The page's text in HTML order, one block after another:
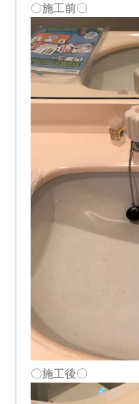
〇施工前〇
〇施工後〇